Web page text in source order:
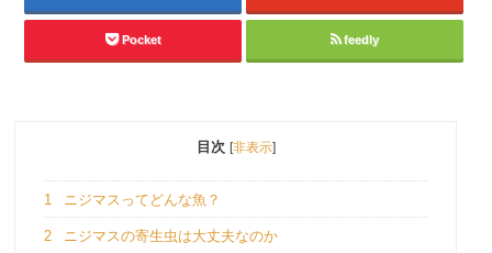
Pocket feedly
目次 [非表示]
1 ニジマスってどんな魚？
2 ニジマスの寄生虫は大丈夫なのか